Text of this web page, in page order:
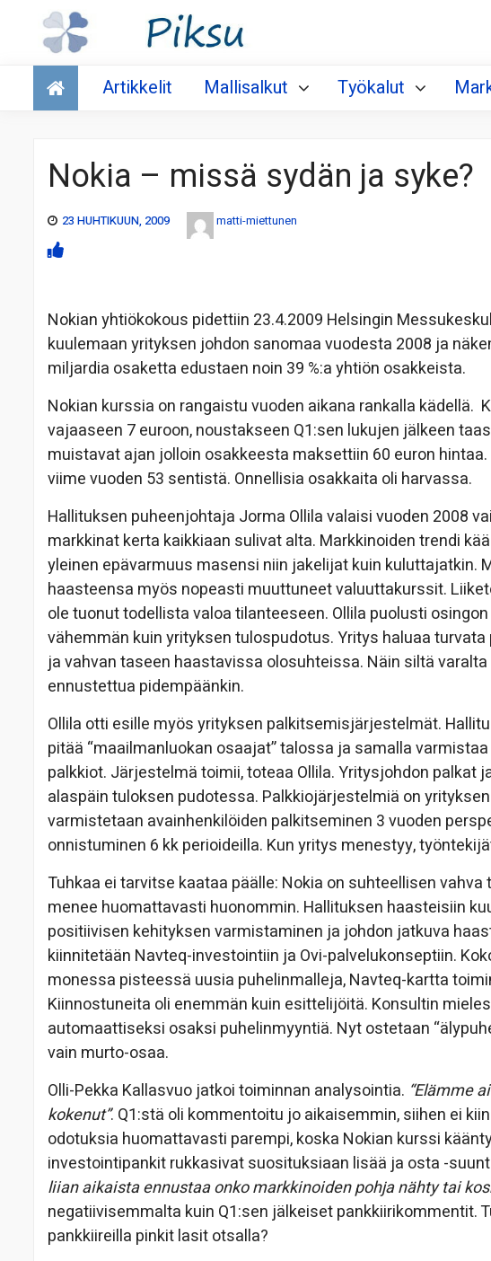
Talous
Artikkelit Mallisalkut Työkalut
Nokia – missä sydän ja syke?
23 HUHTIKUUN, 2009 matti-miettunen
Nokian yhtiökokous pidettiin 23.4.2009 Helsingin
kuulemaan yrityksen johdon sanomaa vuodesta 2008 ja
miljardia osaketta edustaen noin 39 %:a yhtiön osakkeista.
Nokian kurssia on rangaistu vuoden aikana rankalla kädellä.
vajaaseen 7 euroon, noustakseen Q1:sen lukujen jälkeen
muistavat ajan jolloin osakkeesta maksettiin 60 euron
viime vuoden 53 sentistä. Onnellisia osakkaita oli harvassa.
Hallituksen puheenjohtaja Jorma Ollila valaisi vuoden 2008
markkinat kerta kaikkiaan sulivat alta. Markkinoiden trendi
yleinen epävarmuus masensi niin jakelijat kuin kuluttajatkin.
haasteensa myös nopeasti muuttuneet valuuttakurssit.
ole tuonut todellista valoa tilanteeseen. Ollila puolusti
vähemmän kuin yrityksen tulospudotus. Yritys haluaa
ja vahvan taseen haastavissa olosuhteissa. Näin siltä
ennustettua pidempäänkin.
Ollila otti esille myös yrityksen palkitsemisjärjestelmät.
pitää “maailmanluokan osaajat” talossa ja samalla
palkkiot. Järjestelmä toimii, toteaa Ollila. Yritysjohdon palkat
alaspäin tuloksen pudotessa. Palkkiojärjestelmiä on
varmistetaan avainhenkilöiden palkitseminen 3 vuoden
onnistuminen 6 kk perioideilla. Kun yritys menestyy,
Tuhkaa ei tarvitse kaataa päälle: Nokia on suhteellisen
menee huomattavasti huonommin. Hallituksen haasteisiin
positiivisen kehityksen varmistaminen ja johdon jatkuva
kiinnitetään Navteq-investointiin ja Ovi-palvelukonseptiin.
monessa pisteessä uusia puhelinmalleja, Navteq-kartta
Kiinnostuneita oli enemmän kuin esittelijöitä. Konsultin
automaattiseksi osaksi puhelinmyyntiä. Nyt ostetaan
vain murto-osaa.
Olli-Pekka Kallasvuo jatkoi toiminnan analysointia. “Elämme
kokenut”. Q1:stä oli kommentoitu jo aikaisemmin, siihen ei
odotuksia huomattavasti parempi, koska Nokian kurssi
investointipankit rukkasivat suosituksiaan lisää ja osta -
liian aikaista ennustaa onko markkinoiden pohja nähty tai
negatiivisemmalta kuin Q1:sen jälkeiset pankkiirikommentit.
pankkiireilla pinkit lasit otsalla?